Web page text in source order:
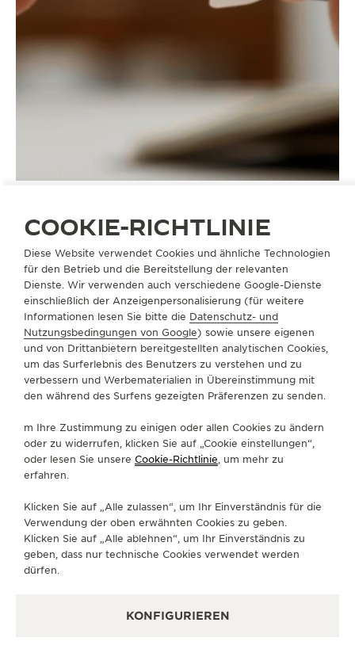
ARMBÄNDERQC21A7ZH
FOLGEN SIE UNS
DEN NEWSLETTER ABONNIEREN
ÜBER UNS
SERVICELEISTUNGEN
COOKIE-RICHTLINIE
Diese Website verwendet Cookies und ähnliche Technologien
für den Betrieb und die Bereitstellung der relevanten
Dienste. Wir verwenden auch verschiedene Google-Dienste
einschließlich der Anzeigenpersonalisierung (für weitere
Informationen lesen Sie bitte die Datenschutz- und
Nutzungsbedingungen von Google) sowie unsere eigenen
und von Drittanbietern bereitgestellten analytischen Cookies,
um das Surferlebnis des Benutzers zu verstehen und zu
verbessern und Werbematerialien in Übereinstimmung mit
den während des Surfens gezeigten Präferenzen zu senden.
m Ihre Zustimmung zu einigen oder allen Cookies zu ändern
oder zu widerrufen, klicken Sie auf „Cookie einstellungen“,
oder lesen Sie unsere Cookie-Richtlinie, um mehr zu
erfahren.
Klicken Sie auf „Alle zulassen“, um Ihr Einverständnis für die
Verwendung der oben erwähnten Cookies zu geben.
Klicken Sie auf „Alle ablehnen“, um Ihr Einverständnis zu
geben, dass nur technische Cookies verwendet werden
dürfen.
KONFIGURIEREN